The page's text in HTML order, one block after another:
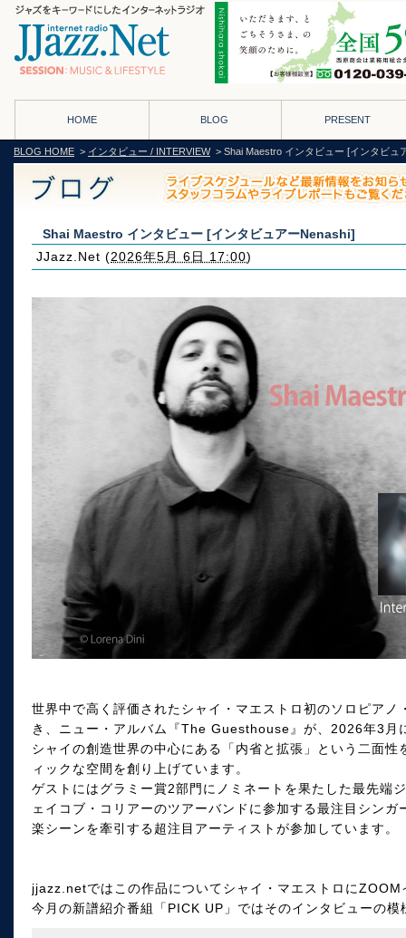
HOME BLOG PRESENT
BLOG HOME > インタビュー / INTERVIEW > Shai Maestro インタビュー [インタビュ
Shai Maestro インタビュー [インタビュアーNenashi]
JJazz.Net (2026年5月 6日 17:00)
世界中で高く評価されたシャイ・マエストロ初のソロピア
き、ニュー・アルバム『The Guesthouse』が、2026年3月
シャイの創造世界の中心にある「内省と拡張」という二面
ィックな空間を創り上げています。
ゲストにはグラミー賞2部門にノミネートを果たした最先端
ェイコブ・コリアーのツアーバンドに参加する最注目シン
楽シーンを牽引する超注目アーティストが参加しています。
jjazz.netではこの作品についてシャイ・マエストロに
今月の新譜紹介番組「PICK UP」ではそのインタビューの模